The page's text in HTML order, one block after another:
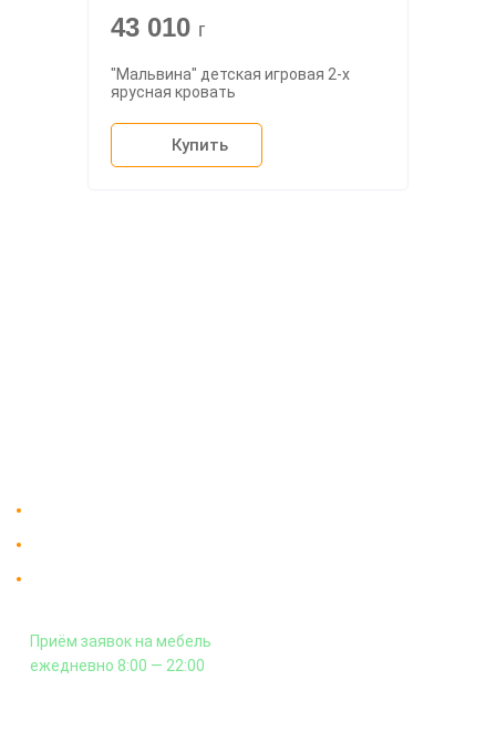
43 010 г
"Мальвина" детская игровая 2-х
ярусная кровать
Купить
Приём заявок на мебель
ежедневно 8:00 — 22:00